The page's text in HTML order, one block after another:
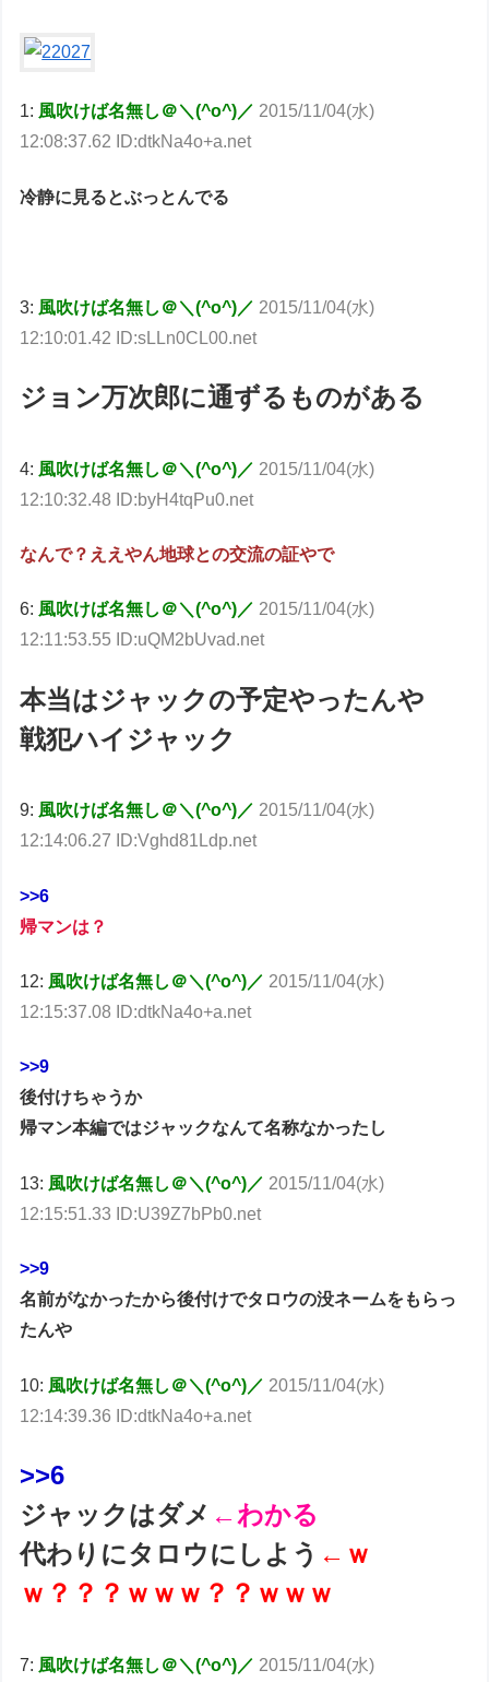
1: 風吹けば名無し＠＼(^o^)／ 2015/11/04(水)
12:08:37.62 ID:dtkNa4o+a.net
冷静に見るとぶっとんでる
3: 風吹けば名無し＠＼(^o^)／ 2015/11/04(水)
12:10:01.42 ID:sLLn0CL00.net
ジョン万次郎に通ずるものがある
4: 風吹けば名無し＠＼(^o^)／ 2015/11/04(水)
12:10:32.48 ID:byH4tqPu0.net
なんで？ええやん地球との交流の証やで
6: 風吹けば名無し＠＼(^o^)／ 2015/11/04(水)
12:11:53.55 ID:uQM2bUvad.net
本当はジャックの予定やったんや
戦犯ハイジャック
9: 風吹けば名無し＠＼(^o^)／ 2015/11/04(水)
12:14:06.27 ID:Vghd81Ldp.net
>>6
帰マンは？
12: 風吹けば名無し＠＼(^o^)／ 2015/11/04(水)
12:15:37.08 ID:dtkNa4o+a.net
>>9
後付けちゃうか
帰マン本編ではジャックなんて名称なかったし
13: 風吹けば名無し＠＼(^o^)／ 2015/11/04(水)
12:15:51.33 ID:U39Z7bPb0.net
>>9
名前がなかったから後付けでタロウの没ネームをもらっ
たんや
10: 風吹けば名無し＠＼(^o^)／ 2015/11/04(水)
12:14:39.36 ID:dtkNa4o+a.net
>>6
ジャックはダメ ←わかる
代わりにタロウにしよう ←ｗ
ｗ？？？ｗｗｗ？？ｗｗｗ
7: 風吹けば名無し＠＼(^o^)／ 2015/11/04(水)